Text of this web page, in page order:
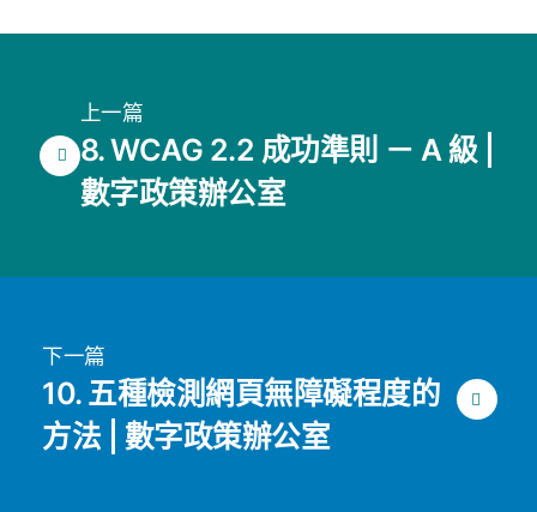
上一篇
8. WCAG 2.2 成功準則 － A 級 |
數字政策辦公室
下一篇
10. 五種檢測網頁無障礙程度的
方法 | 數字政策辦公室